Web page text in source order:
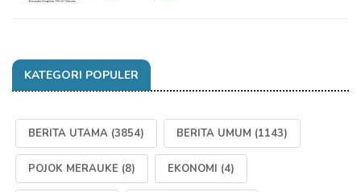
KATEGORI POPULER
BERITA UTAMA (3854) BERITA UMUM (1143)
POJOK MERAUKE (8) EKONOMI (4)